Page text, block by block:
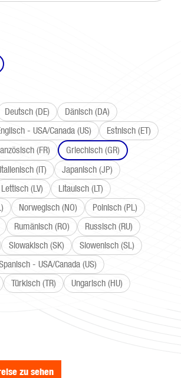
Deutsch (DE)
Dänisch (DA)
- USA/Canada (US)
Estnisch (ET)
(FR)
Griechisch (GR)
Italienisch (IT)
Japanisch (JP)
Lettisch (LV)
Litauisch (LT)
Norwegisch (NO)
Polnisch (PL)
Rumänisch (RO)
Russisch (RU)
Slowakisch (SK)
Slowenisch (SL)
- USA/Canada (US)
Türkisch (TR) Ungarisch (HU)
zu sehen